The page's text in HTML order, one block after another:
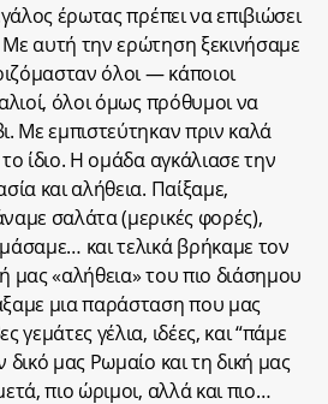
έρωτας πρέπει να επιβιώσει
αυτή την ερώτηση ξεκινήσαμε
όλοι — κάποιοι
όλοι όμως πρόθυμοι να
Με εμπιστεύτηκαν πριν καλά
ίδιο. Η ομάδα αγκάλιασε την
και αλήθεια. Παίξαμε,
σαλάτα (μερικές φορές),
και τελικά βρήκαμε τον
μας «αλήθεια» του πιο διάσημου
μια παράσταση που μας
γεμάτες γέλια, ιδέες, και “πάμε
μας Ρωμαίο και τη δική μας
πιο ώριμοι, αλλά και πιο…